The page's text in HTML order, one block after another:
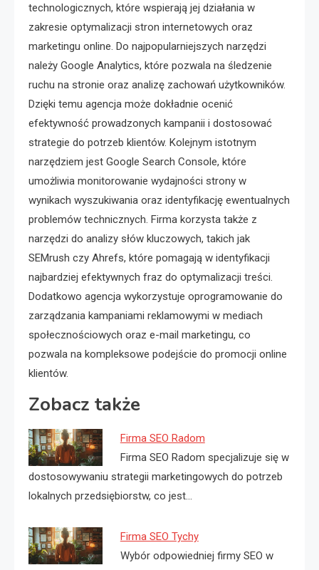
technologicznych, które wspierają jej działania w
zakresie optymalizacji stron internetowych oraz
marketingu online. Do najpopularniejszych narzędzi
należy Google Analytics, które pozwala na śledzenie
ruchu na stronie oraz analizę zachowań użytkowników.
Dzięki temu agencja może dokładnie ocenić
efektywność prowadzonych kampanii i dostosować
strategie do potrzeb klientów. Kolejnym istotnym
narzędziem jest Google Search Console, które
umożliwia monitorowanie wydajności strony w
wynikach wyszukiwania oraz identyfikację ewentualnych
problemów technicznych. Firma korzysta także z
narzędzi do analizy słów kluczowych, takich jak
SEMrush czy Ahrefs, które pomagają w identyfikacji
najbardziej efektywnych fraz do optymalizacji treści.
Dodatkowo agencja wykorzystuje oprogramowanie do
zarządzania kampaniami reklamowymi w mediach
społecznościowych oraz e-mail marketingu, co
pozwala na kompleksowe podejście do promocji online
klientów.
Zobacz także
Firma SEO Radom
Firma SEO Radom specjalizuje się w
dostosowywaniu strategii marketingowych do potrzeb
lokalnych przedsiębiorstw, co jest…
Firma SEO Tychy
Wybór odpowiedniej firmy SEO w